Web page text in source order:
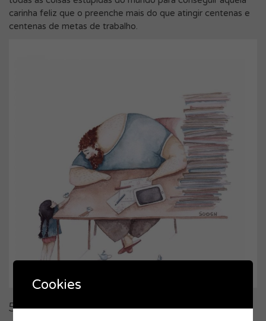
carinha feliz que o preenche mais do que atingir centenas e
centenas de metas de trabalho.
5. É o melhor companheiro de brincadeira
Cookies